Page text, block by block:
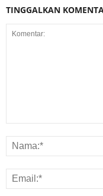
TINGGALKAN